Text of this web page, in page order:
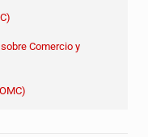
Comercio y